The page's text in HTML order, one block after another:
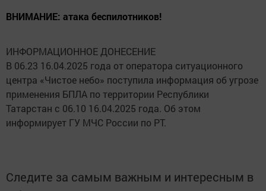
ВНИМАНИЕ: атака беспилотников!
ИНФОРМАЦИОННОЕ ДОНЕСЕНИЕ
В 06.23 16.04.2025 года от оператора ситуационного
центра «Чистое небо» поступила информация об угрозе
применения БПЛА по территории Республики
Татарстан с 06.10 16.04.2025 года. Об этом
информирует ГУ МЧС России по РТ.
Следите за самым важным и интересным в